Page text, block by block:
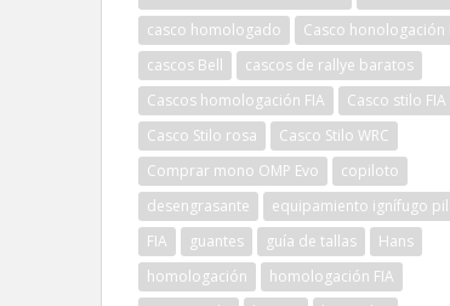
casco homologado
Casco honologación
cascos Bell
cascos de rallye baratos
Cascos homologación FIA
Casco stilo FIA
Casco Stilo rosa
Casco Stilo WRC
Comprar mono OMP Evo
copiloto
desengrasante
equipamiento ignífugo
FIA
guantes guía de tallas
Hans
homologación
homologación FIA